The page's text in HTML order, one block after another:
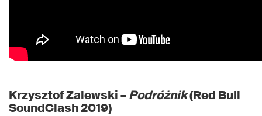
Krzysztof Zalewski –Podróżnik(Red Bull
SoundClash 2019)